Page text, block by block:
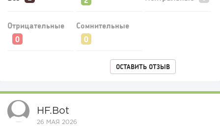
Отрицательные Сомнительные
ОСТАВИТЬ ОТЗЫВ
HF.bot
26 МАЯ 2026